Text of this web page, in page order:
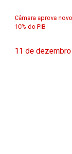
Câmara aprova
10% do PIB
11 de